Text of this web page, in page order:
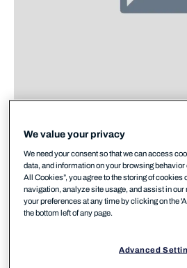
私たちは、お客様
切にしています。
We value your privacy
We need your consent so that we can access
data, and information on your browsing
All Cookies”, you agree to the storing of cookies
navigation, analyze site usage, and assist in our
your preferences at any time by clicking on the
the bottom left of any page.
Advanced